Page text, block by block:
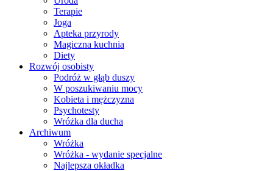
Terapie
Joga
Apteka przyrody
Magiczna kuchnia
Diety
Rozwój osobisty
Podróż w głąb duszy
W poszukiwaniu mocy
Kobieta i mężczyzna
Psychotesty
Wróżka dla ducha
Archiwum
Wróżka
Wróżka - wydanie specjalne
Najlepsza okładka